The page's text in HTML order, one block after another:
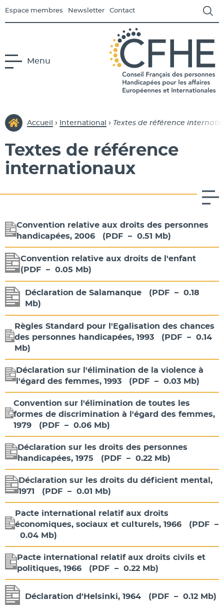
Espace membres Newsletter Contact
Menu
menu Europe
Accueil › International › Textes de référence
Textes de référence
internationaux
Convention relative aux droits des personnes
handicapées, 2006
( PDF –0.51 Mb)
Convention relative aux droits de l'enfant
( PDF– 0.05 Mb)
Déclaration de Salamanque ( PDF– 0.18
Mb)
Règles Standard pour l'Egalisation des chances
des personnes handicapées, 1993
( PDF –0.14
Mb)
Déclaration sur l'élimination de la violence à
l'égard des femmes, 1993
( PDF– 0.03 Mb)
Convention sur l'élimination de toutes les
formes de discrimination à l'égard des femmes,
1979
( PDF –0.06 Mb)
Déclaration sur les droits des personnes
handicapées, 1975
( PDF– 0.22 Mb)
Déclaration sur les droits du déficient mental,
1971
( PDF –0.01 Mb)
Pacte international relatif aux droits
économiques, sociaux et culturels, 1966
( PDF –
0.04 Mb)
Pacte international relatif aux droits civils et
politiques, 1966
( PDF –0.22 Mb)
Déclaration d'Helsinki, 1964 ( PDF – 0.12 Mb)